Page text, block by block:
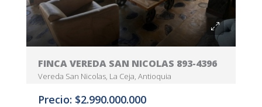
FINCA VEREDA SAN NICOLAS 893-4396
Vereda San Nicolas, La Ceja, Antioquia
Precio: $2.990.000.000